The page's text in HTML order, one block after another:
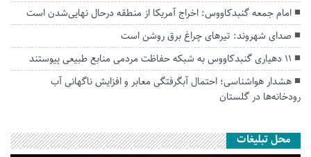
امام جمعه گنبدکاووس: اخراج آمریکا از منطقه درحال نهایی‌شدن است
صدای شهروند: تیرهای چراغ برق روشن است
۱۱ دهیاری گنبدکاووس به شبکه حفاظت مردمی منابع طبیعی پیوستند
هشدار هواشناسی؛ احتمال آبگرفتگی معابر و افزایش ناگهانی آب
رودخانه‌ها در گلستان
محل تبلیغات